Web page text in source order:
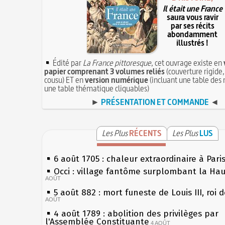
Il était une France
saura vous ravir
par ses récits
abondamment
illustrés !
Édité parLa France pittoresque, cet ouvrage existe en
papier comprenant 3 volumes reliés(couverture
cousu) ET enversion numérique(incluant une table des
une table thématique cliquables)
► PRÉSENTATION ET COMMANDE ◄
Les PlusRÉCENTS Les PlusLUS
6 août 1705 : chaleur extraordinaire à Paris
Occi : village fantôme surplombant la
AOÛT
5 août 882 : mort funeste de Louis III, roi
AOÛT
4 août 1789 : abolition des privilèges par
l'Assemblée Constituante 4 AOÛT